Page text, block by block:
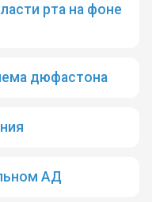
рта на фоне
дюфастона
АД